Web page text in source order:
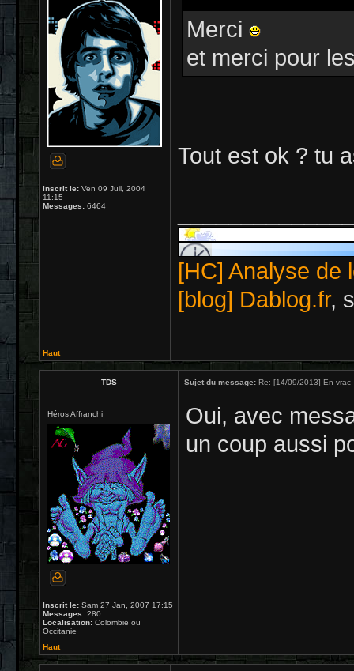
Inscrit le: Ven 09 Juil, 2004
11:15
Messages: 6464
Merci
et merci pour
Tout est ok ? tu
[HC] Analyse de
[blog] Dablog.fr,
Haut
TDS Sujet du message: Re: [14/09/2013] En vrac
Héros Affranchi
Inscrit le: Sam 27 Jan, 2007 17:15
Messages: 280
Localisation: Colombie ou
Occitanie
Oui, avec
un coup aussi
Haut